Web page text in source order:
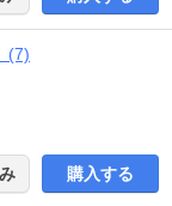
(7)
購入する